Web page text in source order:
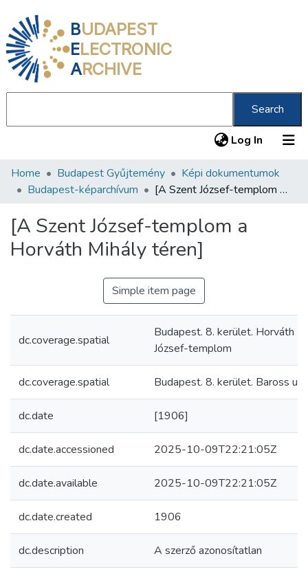
BUDAPEST
ELECTRONIC
ARCHIVE
Search
Log In (current)
Communities & Collections
Statistics
About us
Home Budapest Gyűjtemény
Képi dokumentumok
Budapest-képarchívum
[A Szent József-templom a Horváth Mihály téren]
[A Szent József-templom a
Horváth Mihály téren]
Simple item page
dc.coverage.spatial
Budapest. 8. kerület. Horváth
József-templom
dc.coverage.spatial Budapest. 8. kerület. Baross
dc.date [1906]
dc.date.accessioned 2025-10-09T22:21:05Z
dc.date.available 2025-10-09T22:21:05Z
dc.date.created 1906
dc.description A szerző azonosítatlan